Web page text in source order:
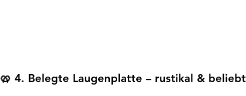
🥨 4. Belegte Laugenplatte – rustikal & beliebt